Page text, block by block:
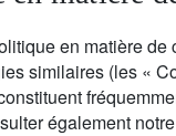
les
en matière
similaires (les «
également notre